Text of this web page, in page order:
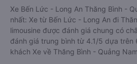
Xe Bến Lức - Long An Thăng Bình -
nhất: Xe từ Bến Lức - Long An đi
limousine được đánh giá chung có
đánh giá trung bình từ 4.1/5 dựa trên
khách Xe về Thăng Bình - Quảng